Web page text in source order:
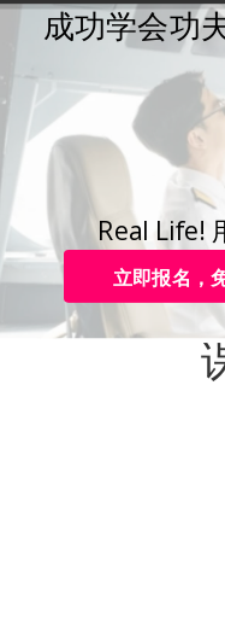
Toggle
免费
中奖
价值立即报名，
成功学会功
Real Life!